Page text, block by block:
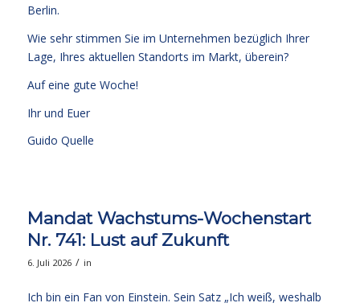
Berlin.
Wie sehr stimmen Sie im Unternehmen bezüglich Ihrer
Lage, Ihres aktuellen Standorts im Markt, überein?
Auf eine gute Woche!
Ihr und Euer
Guido Quelle
Mandat Wachstums-Wochenstart
Nr. 741: Lust auf Zukunft
6. Juli 2026 / in
Ich bin ein Fan von Einstein. Sein Satz „Ich weiß, weshalb